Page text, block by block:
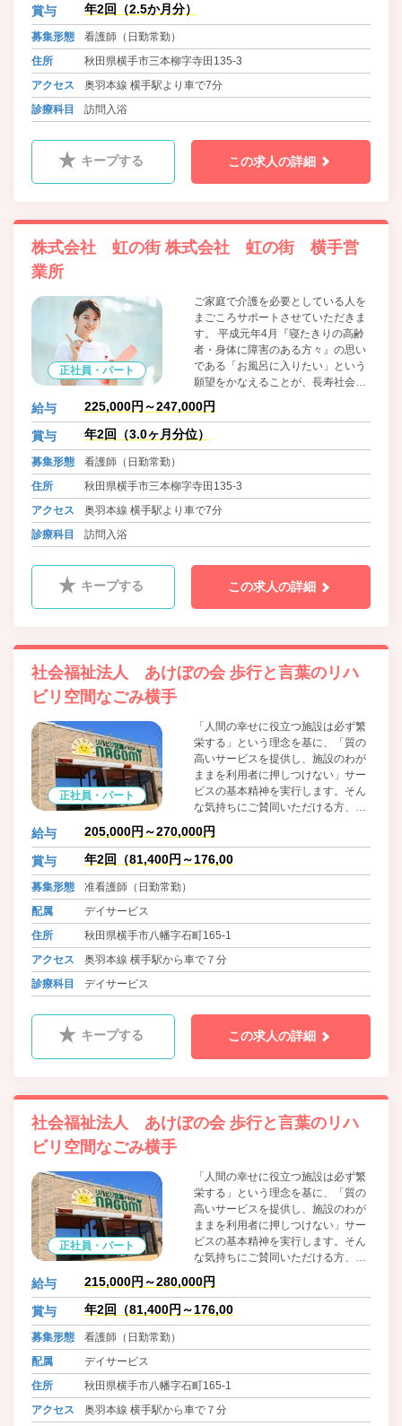
力」と「時間」を必要とする「訪問
入浴サービス」を広く必要としてい
る方々に提供していくために、「株
式会社 虹の街」は設立されまし
賞与 年2回（2.5か月分）
募集形態
看護師（日勤常勤）
住所
秋田県横手市三本柳字寺田135-3
アクセス
奥羽本線 横手駅より車で7分
診療科目
訪問入浴
キープする この求人の詳細
株式会社 虹の街 株式会社 虹の街 横手営
業所
正社員・パート
ご家庭で介護を必要としている人を
まごころサポートさせていただきま
す。 平成元年4月『寝たきりの高齢
者・身体に障害のある方々』の思い
である「お風呂に入りたい」という
願望をかなえることが、長寿社会に
おける老人福祉サービスの充実を目
指す私たちの使命であるとの信念か
ら、急速に進む日本の高齢化社会に
おける福祉サービスの中から在宅福
力」と「時間」を必要とする「訪問
入浴サービス」を広く必要としてい
る方々に提供していくために、「株
た。
給与 225,000円～247,000円
賞与 年2回（3.0ヶ月分位）
募集形態
看護師（日勤常勤）
住所
秋田県横手市三本柳字寺田135-3
アクセス
奥羽本線 横手駅より車で7分
診療科目
訪問入浴
キープする この求人の詳細
社会福祉法人 あけぼの会 歩行と言葉のリハ
ビリ空間なごみ横手
正社員・パート
「人間の幸せに役立つ施設は必ず繁
栄する」という理念を基に、「質の
高いサービスを提供し、施設のわが
ままを利用者に押しつけない」サー
ビスの基本精神を実行します。そん
な気持ちにご賛同いただける方、お
気軽にお問合せください。
給与 205,000円～270,000円
賞与 年2回（81,400円～176,00
募集形態
准看護師（日勤常勤）
配属
デイサービス
住所
秋田県横手市八幡字石町165-1
アクセス
奥羽本線 横手駅から車で７分
診療科目
デイサービス
キープする この求人の詳細
社会福祉法人 あけぼの会 歩行と言葉のリハ
ビリ空間なごみ横手
正社員・パート
「人間の幸せに役立つ施設は必ず繁
栄する」という理念を基に、「質の
高いサービスを提供し、施設のわが
ままを利用者に押しつけない」サー
ビスの基本精神を実行します。そん
な気持ちにご賛同いただける方、お
気軽にお問合せください。
給与 215,000円～280,000円
賞与 年2回（81,400円～176,00
募集形態
看護師（日勤常勤）
配属
デイサービス
住所
秋田県横手市八幡字石町165-1
アクセス
奥羽本線 横手駅から車で７分